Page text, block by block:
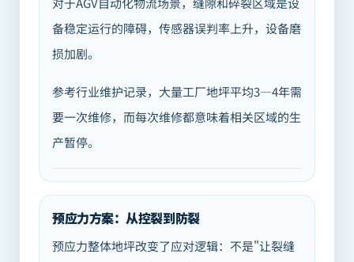
备稳定运行的障碍，传感器误判率上升，设备磨
损加剧。
参考行业维护记录，大量工厂地坪平均3—4年需
要一次维修，而每次维修都意味着相关区域的生
产暂停。
预应力方案：从控裂到防裂
预应力整体地坪改变了应对逻辑：不是"让裂缝